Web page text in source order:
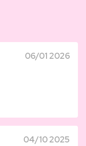
06/01 2026
04/10 2025